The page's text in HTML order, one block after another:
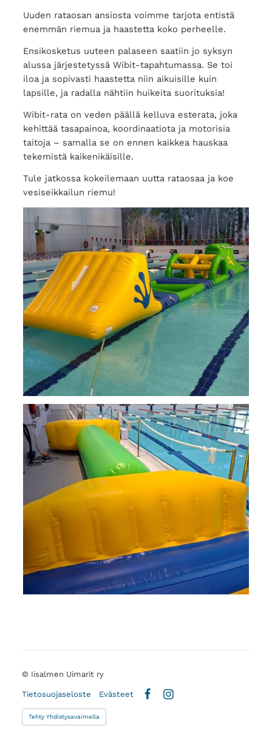
Uuden rataosan ansiosta voimme tarjota entistä
enemmän riemua ja haastetta koko perheelle.
Ensikosketus uuteen palaseen saatiin jo syksyn
alussa järjestetyssä Wibit-tapahtumassa. Se toi
iloa ja sopivasti haastetta niin aikuisille kuin
lapsille, ja radalla nähtiin huikeita suorituksia!
Wibit-rata on veden päällä kelluva esterata, joka
kehittää tasapainoa, koordinaatiota ja motorisia
taitoja – samalla se on ennen kaikkea hauskaa
tekemistä kaikenikäisille.
Tule jatkossa kokeilemaan uutta rataosaa ja koe
vesiseikkailun riemu!
© Iisalmen Uimarit ry
Tietosuojaseloste
Evästeet
Tehty Yhdistysavaimella